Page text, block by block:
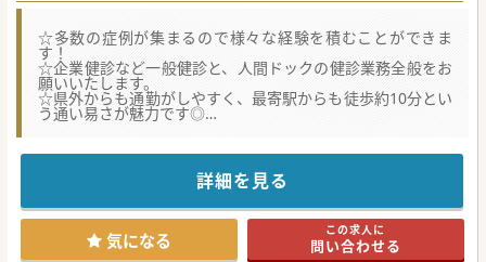
☆多数の症例が集まるので様々な経験を積むことができま
す！
☆企業健診など一般健診と、人間ドックの健診業務全般をお
願いいたします。
☆県外からも通勤がしやすく、最寄駅からも徒歩約10分とい
う通い易さが魅力です◎
がん診療に重点を置く医療機関です。
院内スタッフのコミュニケーションは活発で垣根を超えたや
り取りが多く展開されています。
設備、機器は最新のものを取り揃え高度な医療が提供されて
います。
建物はとても綺麗な造りでメインエントランスの「滝」は安
心の大手グループの象徴といえます。
詳細を見る
気になる この求人に
問い合わせる